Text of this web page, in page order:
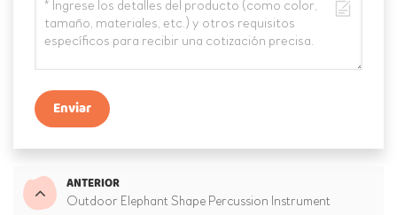
Enviar
ANTERIOR
Outdoor Elephant Shape Percussion Instrument